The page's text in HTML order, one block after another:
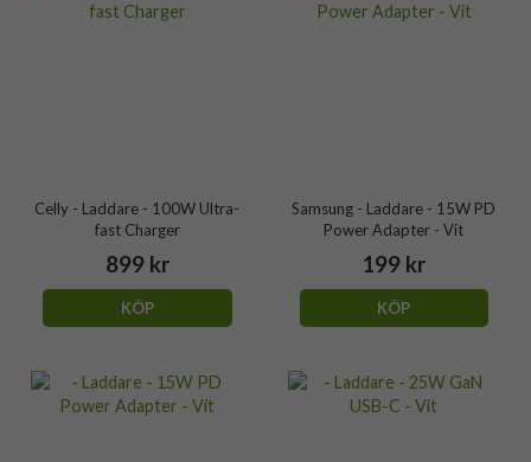
Celly - Laddare - 100W Ultra-
fast Charger
899 kr
KÖP
Samsung - Laddare - 15W PD
Power Adapter - Vit
199 kr
KÖP